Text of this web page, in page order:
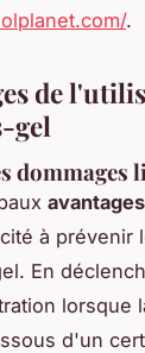
.
de
gel
dommages
à prévenir
En
lorsque
d'un